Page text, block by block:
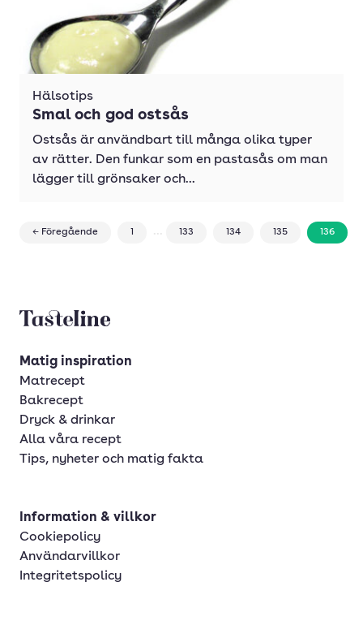
Hälsotips
Smal och god ostsås
Ostsås är användbart till många olika typer
av rätter. Den funkar som en pastasås om man
lägger till grönsaker och...
← Föregående 1 ... 133 134 135 136
Tasteline startsida
Matig inspiration
Matrecept
Bakrecept
Dryck & drinkar
Alla våra recept
Tips, nyheter och matig fakta
Information & villkor
Cookiepolicy
Användarvillkor
Integritetspolicy